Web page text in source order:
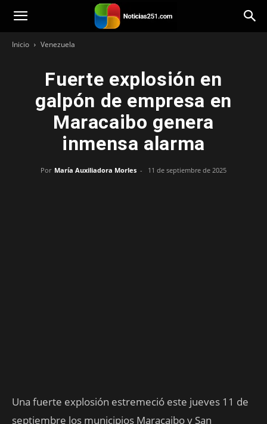
Noticias251
Inicio Venezuela
Fuerte explosión en
galpón de empresa en
Maracaibo genera
inmensa alarma
Por María Auxiliadora Morles - 11 de septiembre de 2025
Una fuerte explosión estremeció este jueves 11 de
septiembre los municipios Maracaibo y San